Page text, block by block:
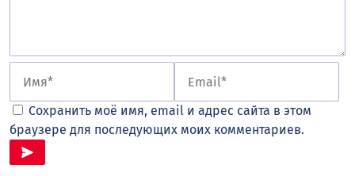
Сохранить моё имя, email и адрес сайта в этом
браузере для последующих моих комментариев.